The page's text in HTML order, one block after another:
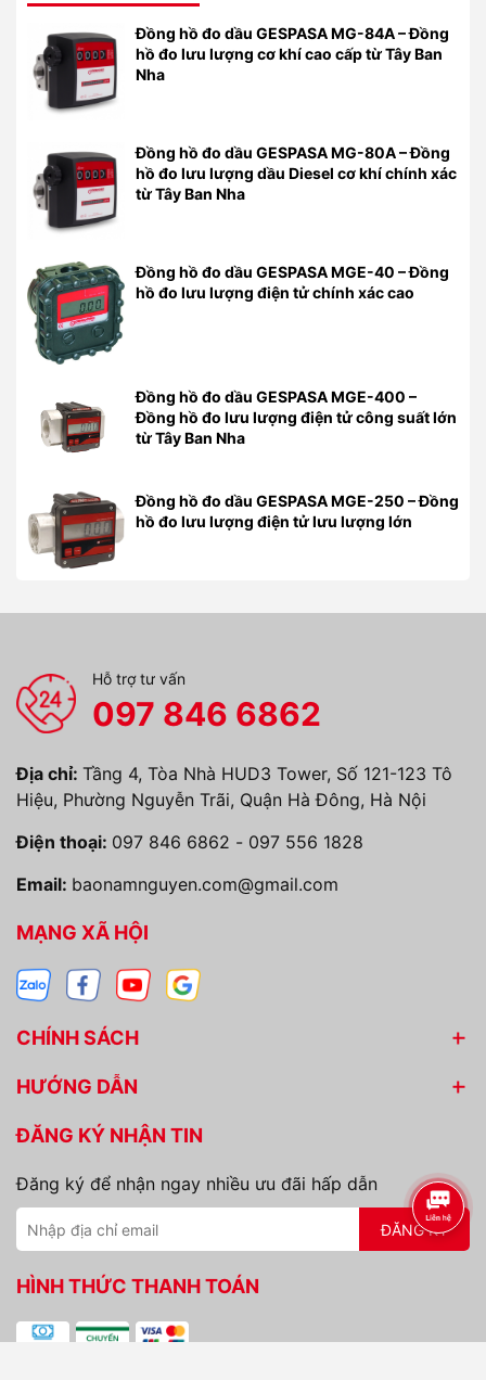
Đồng hồ đo dầu GESPASA MG-84A – Đồng
hồ đo lưu lượng cơ khí cao cấp từ Tây Ban
Nha
Đồng hồ đo dầu GESPASA MG-80A – Đồng
hồ đo lưu lượng dầu Diesel cơ khí chính xác
từ Tây Ban Nha
Đồng hồ đo dầu GESPASA MGE-40 – Đồng
hồ đo lưu lượng điện tử chính xác cao
Đồng hồ đo dầu GESPASA MGE-400 –
Đồng hồ đo lưu lượng điện tử công suất lớn
từ Tây Ban Nha
Đồng hồ đo dầu GESPASA MGE-250 – Đồng
hồ đo lưu lượng điện tử lưu lượng lớn
Hỗ trợ tư vấn
097 846 6862
Địa chỉ: Tầng 4, Tòa Nhà HUD3 Tower, Số 121-123 Tô
Hiệu, Phường Nguyễn Trãi, Quận Hà Đông, Hà Nội
Điện thoại: 097 846 6862 - 097 556 1828
Email: baonamnguyen.com@gmail.com
MẠNG XÃ HỘI
CHÍNH SÁCH
HƯỚNG DẪN
ĐĂNG KÝ NHẬN TIN
Đăng ký để nhận ngay nhiều ưu đãi hấp dẫn
ĐĂNG KÝ
HÌNH THỨC THANH TOÁN